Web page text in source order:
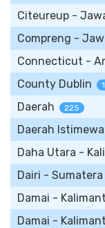
Citeureup -
Compreng -
Connecticut -
County Dublin 1
Daerah 225
Daerah
Daha Utara -
Dairi -
Damai -
Damai -